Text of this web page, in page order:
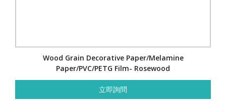
Wood Grain Decorative Paper/Melamine
Paper/PVC/PETG Film- Rosewood
立即詢問